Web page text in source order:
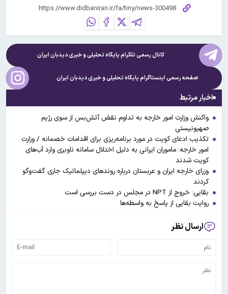
کانال رسمی تلگرام پایگاه تحلیلی و خبریدیدبان ایران
صفحه رسمی اینستاگرام پایگاه تحلیلی و خبریدیدبان ایران
اخبار مرتبط
واکنش وزارت امور خارجه به تداوم نقض آتش‌بس از سوی رژیم
صهیونیستی
تکذیب ادعای کویت در مورد برنامه‌ریزی برای اقدامات خصمانه / وزارت
امور خارجه: ماموران ایرانی به دلیل اختلال سامانه ناوبری وارد آب‌های
کویت شدند
وزرای خارجه ایران و عربستان درباره روندهای دیپلماتیک جاری گفت‌وگو
کردند
بقایی: خروج از NPT در مجلس در دست بررسی است
روایت بقایی از پاسخ به واسطه‌ها
ارسال نظر